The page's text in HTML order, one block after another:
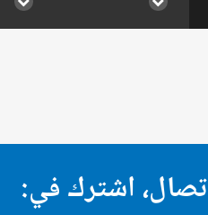
اشترك في: